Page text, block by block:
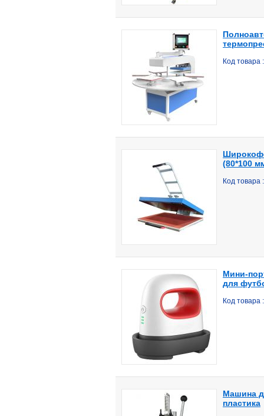
Код товара
(80*100
Код товара
Мини-
для
Код товара
Машина
пластика